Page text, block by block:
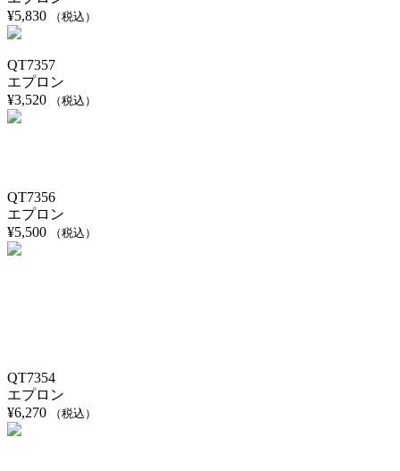
¥5,830 （税込）
QT7357
エプロン
¥3,520 （税込）
QT7356
エプロン
¥5,500 （税込）
QT7354
エプロン
¥6,270 （税込）